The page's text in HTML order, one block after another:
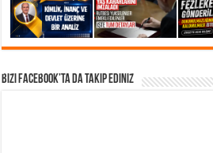
Bizi Facebook’ta da takip Ediniz